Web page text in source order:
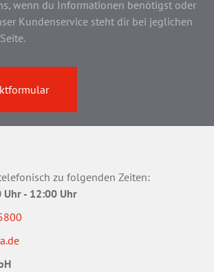
wenn du Informationen benötigst oder
Kundenservice steht dir bei jeglichen
zu folgenden Zeiten:
Uhr - 12:00 Uhr